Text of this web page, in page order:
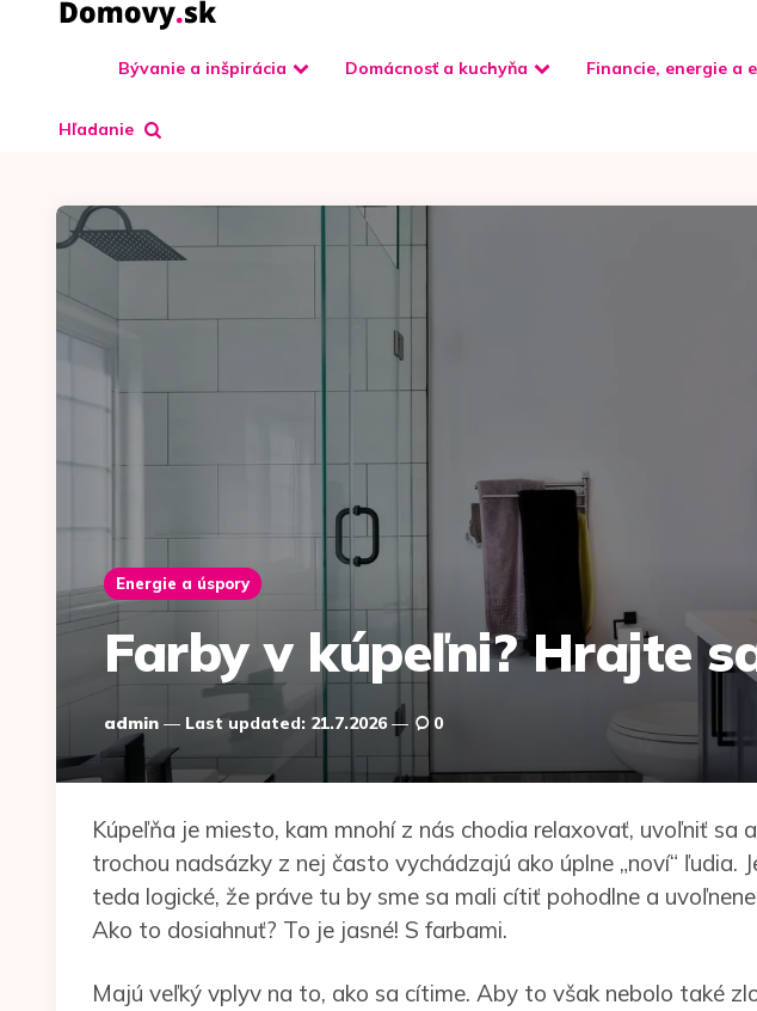
Bývanie a inšpirácia Domácnosť a kuchyňa Financie, energie a
Hľadanie
Energie a úspory
Farby v kúpeľni? Hrajte
Posted
by
admin Last updated: 21.7.2026 0
Kúpeľňa je miesto, kam mnohí z nás chodia relaxovať, uvoľniť sa
trochou nadsázky z nej často vychádzajú ako úplne „noví“ ľudia.
teda logické, že práve tu by sme sa mali cítiť pohodlne a
Ako to dosiahnuť? To je jasné! S farbami.
Majú veľký vplyv na to, ako sa cítime. Aby to však nebolo také